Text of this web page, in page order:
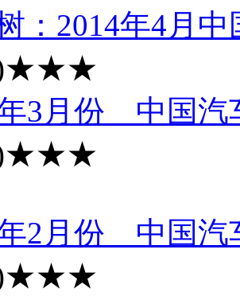
：2014年4月
★★★
3月份 中国汽
★★★
2月份 中国汽
★★★